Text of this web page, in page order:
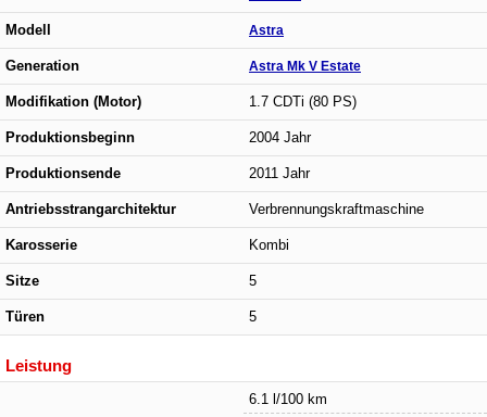
Modell Astra
Generation Astra Mk V Estate
Modifikation (Motor) 1.7 CDTi (80 PS)
Produktionsbeginn 2004 Jahr
Produktionsende 2011 Jahr
Antriebsstrangarchitektur Verbrennungskraftmaschine
Karosserie Kombi
Sitze 5
Türen 5
Leistung
6.1 l/100 km